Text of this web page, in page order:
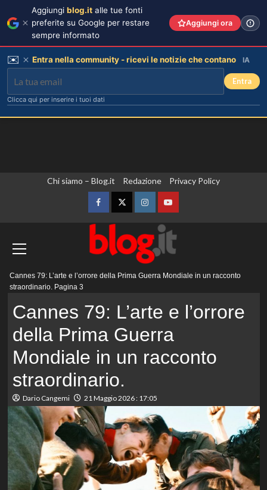
Chi siamo – Blog.it Redazione Privacy Policy
FacebookTwitterInstagramYouTube
principale
Cannes 79: L’arte e l’orrore della Prima Guerra Mondiale in un racconto
straordinario. Pagina 3
Cannes 79: L’arte e l’orrore
della Prima Guerra
Mondiale in un racconto
straordinario.
Dario Cangemi 21 Maggio 2026 : 17:05
Aggiungi blog.it alle tue fonti
preferite su Google per restare
sempre informato
Aggiungi ora
✉️ Entra nella community - ricevi le notizie che contano IA
Entra
Clicca qui per inserire i tuoi dati